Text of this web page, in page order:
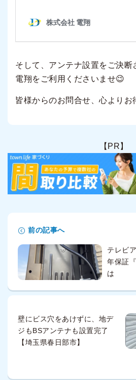
そして、アンテナ設置をご決断
電翔をご利用くださいませ😉
皆様からのお問合せ、心よりお
【PR】
前の記事へ
テレビ
年保証
は
壁にビス穴をあけずに、地デ
ジもBSアンテナも設置完了
【埼玉県春日部市】